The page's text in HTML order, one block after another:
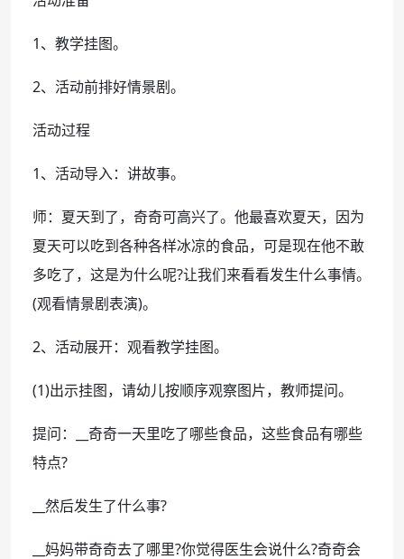
1、教学挂图。
2、活动前排好情景剧。
活动过程
1、活动导入：讲故事。
师：夏天到了，奇奇可高兴了。他最喜欢夏天，因为
夏天可以吃到各种各样冰凉的食品，可是现在他不敢
多吃了，这是为什么呢?让我们来看看发生什么事情。
(观看情景剧表演)。
2、活动展开：观看教学挂图。
(1)出示挂图，请幼儿按顺序观察图片，教师提问。
提问：__奇奇一天里吃了哪些食品，这些食品有哪些
特点?
__然后发生了什么事?
__妈妈带奇奇去了哪里?你觉得医生会说什么?奇奇会